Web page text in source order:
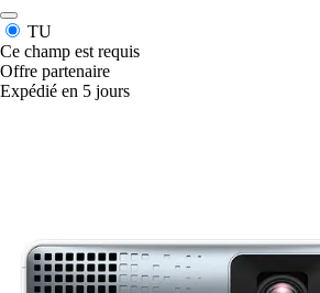
TU
Ce champ est requis
Offre partenaire
Expédié en 5 jours